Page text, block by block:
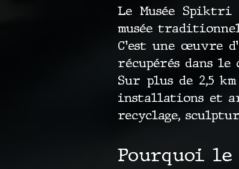
Le Musée Spiktri
musée
C’est une œuvre
récupérés dans le
Sur plus de 2,5
installations et
recyclage,
Pourquoi